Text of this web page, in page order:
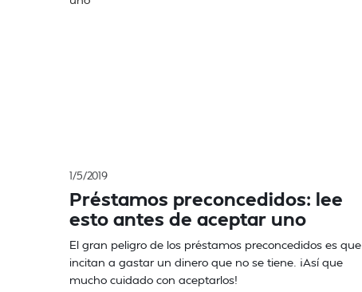
1/5/2019
Préstamos preconcedidos: lee
esto antes de aceptar uno
El gran peligro de los préstamos preconcedidos es que
incitan a gastar un dinero que no se tiene. ¡Así que
mucho cuidado con aceptarlos!